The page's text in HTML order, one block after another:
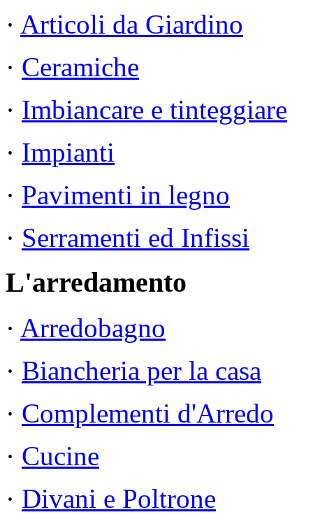
· Articoli da Giardino
· Ceramiche
· Imbiancare e tinteggiare
· Impianti
· Pavimenti in legno
· Serramenti ed Infissi
L'arredamento
· Arredobagno
· Biancheria per la casa
· Complementi d'Arredo
· Cucine
· Divani e Poltrone